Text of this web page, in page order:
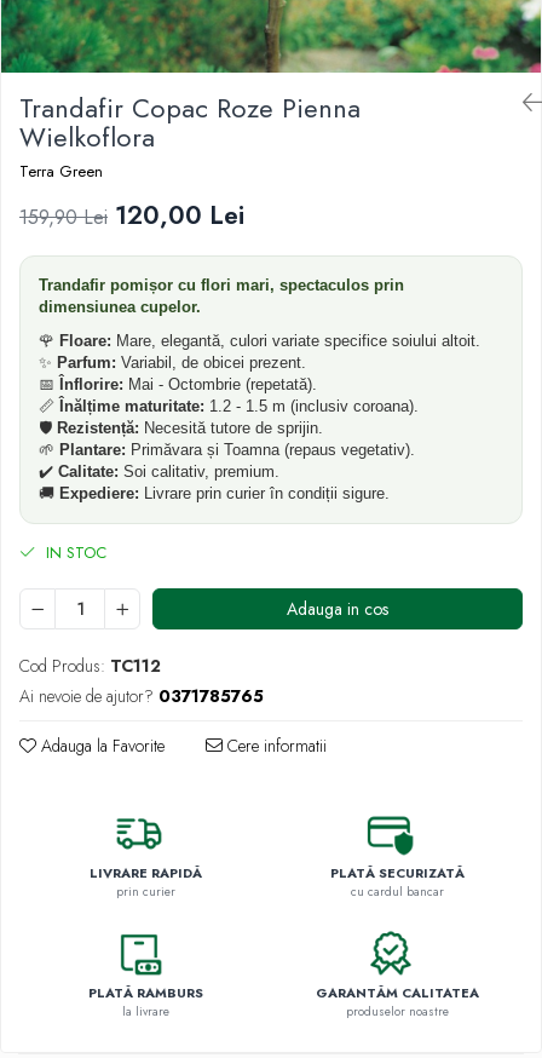
Dud
Corn
Smochin
Kaki
Mosmon
Migdal
Trandafir Copac Roze Pienna
Wielkoflora
Terra Green
159,90 Lei 120,00 Lei
Trandafir pomișor cu flori mari, spectaculos prin
dimensiunea cupelor.
🌹 Floare: Mare, elegantă, culori variate specifice soiului altoit.
✨ Parfum: Variabil, de obicei prezent.
📅
Înflorire: Mai - Octombrie (repetată).
📏 Înălțime maturitate: 1.2 - 1.5 m (inclusiv coroana).
🛡️ Rezistență: Necesită tutore de sprijin.
🌱 Plantare: Primăvara și Toamna (repaus vegetativ).
✔️ Calitate: Soi calitativ, premium.
🚚 Expediere: Livrare prin curier în condiții sigure.
IN STOC
Adauga in cos
Cod Produs: TC112
Ai nevoie de ajutor? 0371785765
Adauga la Favorite Cere informatii
LIVRARE RAPIDĂ
prin curier
PLATĂ SECURIZATĂ
cu cardul bancar
PLATĂ RAMBURS
la livrare
GARANTĂM CALITATEA
produselor noastre